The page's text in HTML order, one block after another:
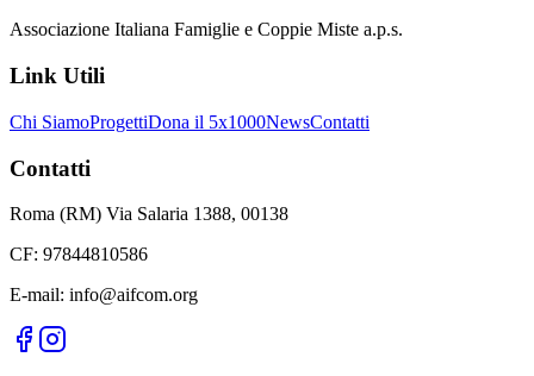
Associazione Italiana Famiglie e Coppie Miste a.p.s.
Link Utili
Chi SiamoProgettiDona il 5x1000NewsContatti
Contatti
Roma (RM) Via Salaria 1388, 00138
CF: 97844810586
E-mail: info@aifcom.org